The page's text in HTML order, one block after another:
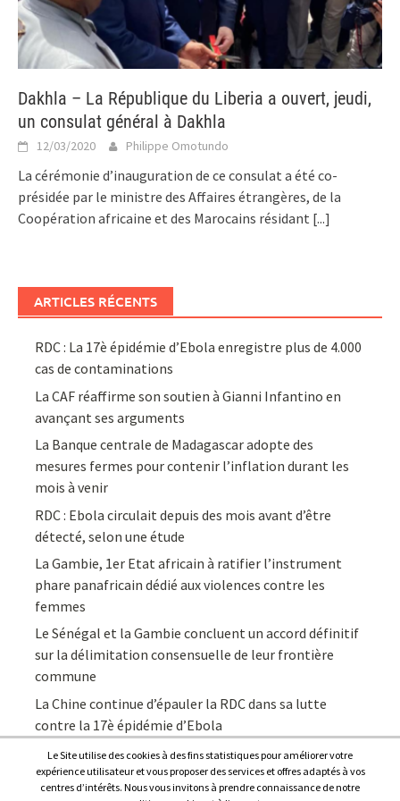
Dakhla – La République du Liberia a ouvert, jeudi,
un consulat général à Dakhla
12/03/2020 Philippe Omotundo
La cérémonie d’inauguration de ce consulat a été co-
présidée par le ministre des Affaires étrangères, de la
Coopération africaine et des Marocains résidant [...]
ARTICLES RÉCENTS
RDC : La 17è épidémie d’Ebola enregistre plus de 4.000
cas de contaminations
La CAF réaffirme son soutien à Gianni Infantino en
avançant ses arguments
La Banque centrale de Madagascar adopte des
mesures fermes pour contenir l’inflation durant les
mois à venir
RDC : Ebola circulait depuis des mois avant d’être
détecté, selon une étude
La Gambie, 1er Etat africain à ratifier l’instrument
phare panafricain dédié aux violences contre les
femmes
Le Sénégal et la Gambie concluent un accord définitif
sur la délimitation consensuelle de leur frontière
commune
La Chine continue d’épauler la RDC dans sa lutte
contre la 17è épidémie d’Ebola
Le Site utilise des cookies à des fins statistiques pour améliorer votre
expérience utilisateur et vous proposer des services et offres adaptés à vos
centres d’intérêts. Nous vous invitons à prendre connaissance de notre